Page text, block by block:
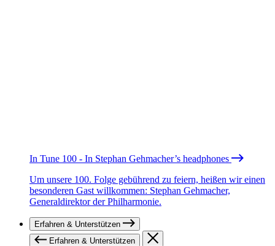
In Tune 100 - In Stephan Gehmacher’s headphones
Um unsere 100. Folge gebührend zu feiern, heißen wir einen
besonderen Gast willkommen: Stephan Gehmacher,
Generaldirektor der Philharmonie.
Erfahren & Unterstützen
Erfahren & Unterstützen